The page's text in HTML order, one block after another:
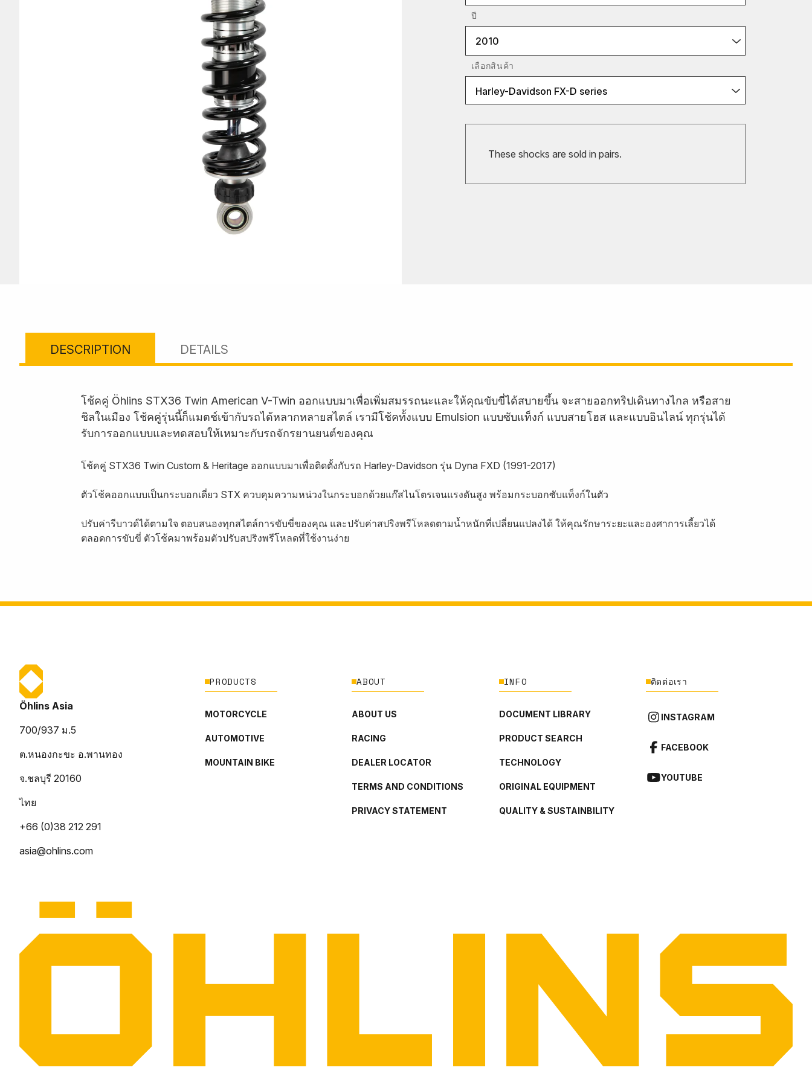
ปี
2010
เลือกสินค้า
Harley-Davidson FX-D series
These shocks are sold in pairs.
DESCRIPTION DETAILS
โช้คคู่ Öhlins STX36 Twin American V-Twin ออกแบบมาเพื่อเพิ่มสมรรถนะและให้คุณขับขี่ได้สบายขึ้น จะสายออกทริปเดินทางไกล หรือสาย
ชิลในเมือง โช้คคู่รุ่นนี้ก็แมตช์เข้ากับรถได้หลากหลายสไตล์ เรามีโช้คทั้งแบบ Emulsion แบบซับแท็งก์ แบบสายโฮส และแบบอินไลน์ ทุกรุ่นได้
รับการออกแบบและทดสอบให้เหมาะกับรถจักรยานยนต์ของคุณ
โช้คคู่ STX36 Twin Custom & Heritage ออกแบบมาเพื่อติดตั้งกับรถ Harley-Davidson รุ่น Dyna FXD (1991-2017)
ตัวโช้คออกแบบเป็นกระบอกเดี่ยว STX ควบคุมความหน่วงในกระบอกด้วยแก๊สไนโตรเจนแรงดันสูง พร้อมกระบอกซับแท็งก์ในตัว
ปรับค่ารีบาวด์ได้ตามใจ ตอบสนองทุกสไตล์การขับขี่ของคุณ และปรับค่าสปริงพรีโหลดตามน้ำหนักที่เปลี่ยนแปลงได้ ให้คุณรักษาระยะและองศาการเลี้ยวได้
ตลอดการขับขี่ ตัวโช้คมาพร้อมตัวปรับสปริงพรีโหลดที่ใช้งานง่าย
Öhlins Asia
700/937 ม.5
ต.หนองกะขะ อ.พานทอง
จ.ชลบุรี 20160
ไทย
+66 (0)38 212 291
asia@ohlins.com
PRODUCTS
MOTORCYCLE
AUTOMOTIVE
MOUNTAIN BIKE
ABOUT
ABOUT US
RACING
DEALER LOCATOR
TERMS AND CONDITIONS
PRIVACY STATEMENT
INFO
DOCUMENT LIBRARY
PRODUCT SEARCH
TECHNOLOGY
ORIGINAL EQUIPMENT
QUALITY & SUSTAINBILITY
ติดต่อเรา
INSTAGRAM
FACEBOOK
YOUTUBE